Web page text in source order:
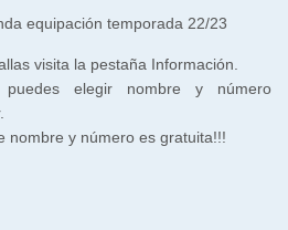
equipación temporada 22/23
visita la pestaña Información.
elegir nombre y número
nombre y número es gratuita!!!